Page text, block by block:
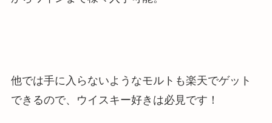
他では手に入らないようなモルトも楽天でゲット
できるので、ウイスキー好きは必見です！